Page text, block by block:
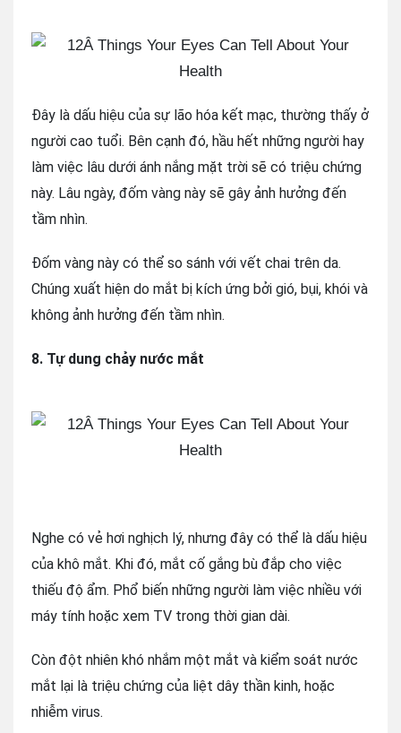
Đây là dấu hiệu của sự lão hóa kết mạc, thường thấy ở
người cao tuổi. Bên cạnh đó, hầu hết những người hay
làm việc lâu dưới ánh nắng mặt trời sẽ có triệu chứng
này. Lâu ngày, đốm vàng này sẽ gây ảnh hưởng đến
tầm nhìn.
Đốm vàng này có thể so sánh với vết chai trên da.
Chúng xuất hiện do mắt bị kích ứng bởi gió, bụi, khói và
không ảnh hưởng đến tầm nhìn.
8. Tự dung chảy nước mắt
Nghe có vẻ hơi nghịch lý, nhưng đây có thể là dấu hiệu
của khô mắt. Khi đó, mắt cố gắng bù đắp cho việc
thiếu độ ẩm. Phổ biến những người làm việc nhiều với
máy tính hoặc xem TV trong thời gian dài.
Còn đột nhiên khó nhắm một mắt và kiểm soát nước
mắt lại là triệu chứng của liệt dây thần kinh, hoặc
nhiễm virus.